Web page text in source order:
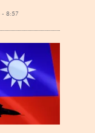
8:57